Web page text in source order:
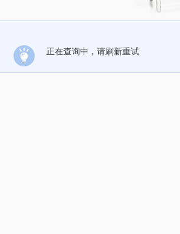
正在查询中，请刷新重试